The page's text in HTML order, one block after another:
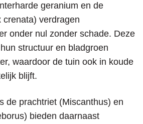
geranium en de
verdragen
onder nul zonder schade. Deze
structuur en bladgroen
waardoor de tuin ook in koude
blijft.
de prachtriet (Miscanthus) en
bieden daarnaast